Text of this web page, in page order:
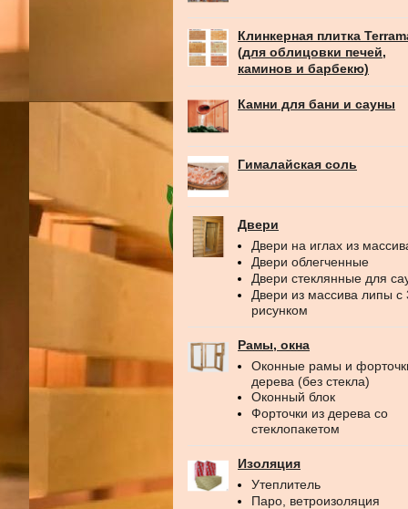
Клинкерная плитка
(для облицовки печей,
каминов и барбекю)
Камни для бани и сауны
Гималайская соль
Двери
Двери на иглах из
Двери облегченные
Двери стеклянные для
Двери из массива липы с
рисунком
Рамы, окна
Оконные рамы и
дерева (без стекла)
Оконный блок
Форточки из дерева со
стеклопакетом
Изоляция
Утеплитель
Паро, ветроизоляция